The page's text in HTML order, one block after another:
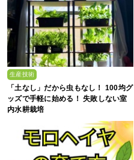
生産技術
「土なし」だから虫もなし！ 100均グ
ッズで手軽に始める！ 失敗しない室
内水耕栽培